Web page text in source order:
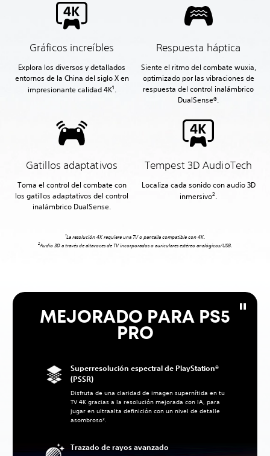
Gráficos increíbles
Explora los diversos y detallados
entornos de la China del siglo X en
impresionante calidad 4K1.
Respuesta háptica
Siente el ritmo del combate wuxia,
optimizado por las vibraciones de
respuesta del control inalámbrico
DualSense®.
Gatillos adaptativos
Toma el control del combate con
los gatillos adaptativos del control
inalámbrico DualSense.
Tempest 3D AudioTech
Localiza cada sonido con audio 3D
inmersivo2.
1La resolución 4K requiere una TV o pantalla compatible con 4K.
2Audio 3D a través de altavoces de TV incorporados o auriculares estéreo analógicos/USB.
MEJORADO PARA PS5
PRO
Superresolución espectral de PlayStation®
(PSSR)
Disfruta de una claridad de imagen supernítida en tu
TV 4K gracias a la resolución mejorada con IA, para
jugar en ultraalta definición con un nivel de detalle
asombroso*.
Trazado de rayos avanzado